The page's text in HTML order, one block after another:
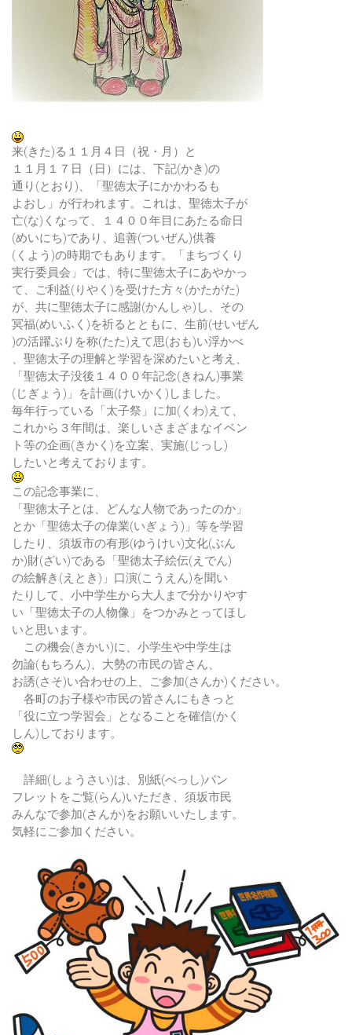
来(きた)る１１月４日（祝・月）と
１１月１７日（日）には、下記(かき)の
通り(とおり)、「聖徳太子にかかわるも
よおし」が行われます。これは、聖徳太子が
亡(な)くなって、１４００年目にあたる命日
(めいにち)であり、追善(ついぜん)供養
(くよう)の時期でもあります。「まちづくり
実行委員会」では、特に聖徳太子にあやかっ
て、ご利益(りやく)を受けた方々(かたがた)
が、共に聖徳太子に感謝(かんしゃ)し、その
冥福(めいふく)を祈るとともに、生前(せいぜん
)の活躍ぶりを称(たた)えて思(おも)い浮かべ
、聖徳太子の理解と学習を深めたいと考え、
「聖徳太子没後１４００年記念(きねん)事業
(じぎょう)」を計画(けいかく)しました。
毎年行っている「太子祭」に加(くわ)えて、
これから３年間は、楽しいさまざまなイベン
ト等の企画(きかく)を立案、実施(じっし)
したいと考えております。
この記念事業に、
「聖徳太子とは、どんな人物であったのか」
とか「聖徳太子の偉業(いぎょう)」等を学習
したり、須坂市の有形(ゆうけい)文化(ぶん
か)財(ざい)である「聖徳太子絵伝(えでん)
の絵解き(えとき)」口演(こうえん)を聞い
たりして、小中学生から大人まで分かりやす
い「聖徳太子の人物像」をつかみとってほし
いと思います。
この機会(きかい)に、小学生や中学生は
勿論(もちろん)、大勢の市民の皆さん、
お誘(さそ)い合わせの上、ご参加(さんか)ください。
各町のお子様や市民の皆さんにもきっと
「役に立つ学習会」となることを確信(かく
しん)しております。
詳細(しょうさい)は、別紙(べっし)パン
フレットをご覧(らん)いただき、須坂市民
みんなで参加(さんか)をお願いいたします。
気軽にご参加ください。